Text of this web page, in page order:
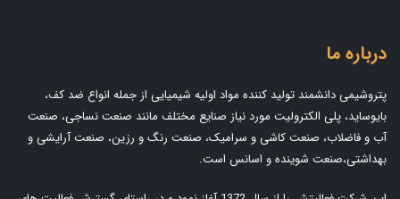
درباره ما
پتروشیمی دانشمند تولید کننده مواد اولیه شیمیایی از جمله انواع ضد کف،
بایوساید، پلی الکترولیت مورد نیاز صنایع مختلف مانند صنعت نساجی، صنعت
آب و فاضلاب، صنعت کاشی و سرامیک، صنعت رنگ و رزین، صنعت آرایشی و
بهداشتی،صنعت شوینده و اسانس است.